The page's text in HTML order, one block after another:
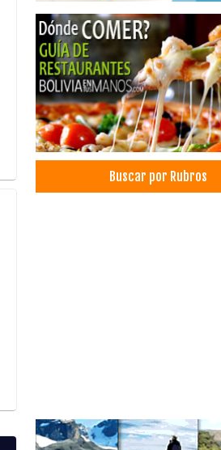
Plasma rico en plaquetas
Inesteticismo corporales
Rellenos faciales
Microdermoabrasión
Cicatrices
Depilación
Borrado de tatuajes
Tratamientos de rejuvenecimiento facial
Ácido Hialurónico
Peeling Químico
Masajes Terapéuticos
Médicos Fisioterapeutas
Buscar por Rubros